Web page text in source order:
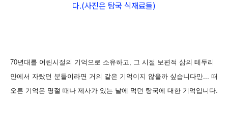
다.(사진은 탕국 식재료들)
70년대를 어린시절의 기억으로 소유하고, 그 시절 보편적 삶의 테두리
안에서 자랐던 분들이라면 거의 같은 기억이지 않을까 싶습니다만... 떠
오른 기억은 명절 때나 제사가 있는 날에 먹던 탕국에 대한 기억입니다.